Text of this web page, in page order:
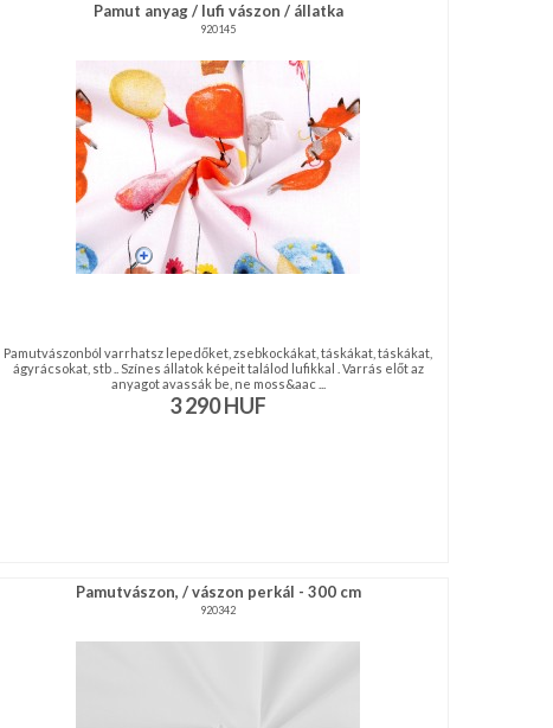
Pamut anyag / lufi vászon / állatka
920145
Pamutvászonból varrhatsz lepedőket, zsebkockákat, táskákat, táskákat,
ágyrácsokat, stb .. Színes állatok képeit találod lufikkal . Varrás előt az
anyagot avassák be, ne moss&aac ...
3 290HUF
Pamutvászon, / vászon perkál - 300 cm
920342